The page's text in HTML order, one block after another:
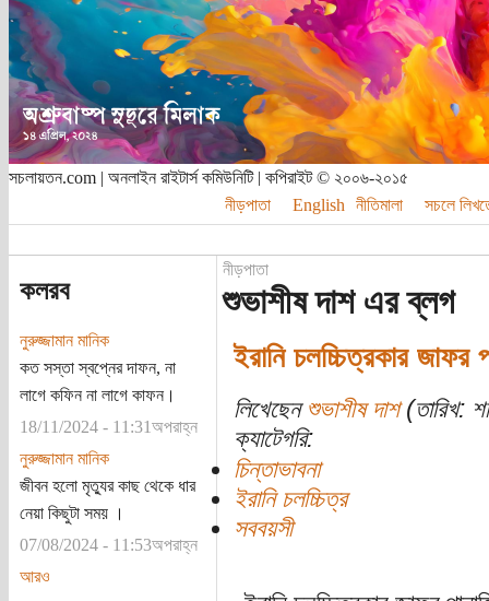
সচলায়তন.com | অনলাইন রাইটার্স কমিউনিটি | কপিরাইট © ২০০৬-২০১৫
নীড়পাতা
English নীতিমালা সচলে
কলরব
নুরুজ্জামান মানিক
কত সস্তা স্বপ্নের দাফন, না
লাগে কফিন না লাগে কাফন।
18/11/2024 - 11:31অপরাহ্ন
নুরুজ্জামান মানিক
জীবন হলো মৃত্যুর কাছ থেকে ধার
নেয়া কিছুটা সময় ।
07/08/2024 - 11:53অপরাহ্ন
আরও
নীড়পাতা
শুভাশীষ দাশ এর ব্লগ
ইরানি চলচ্চিত্রকার জাফর
লিখেছেন শুভাশীষ দাশ(তারিখ:
ক্যাটেগরি:
চিন্তাভাবনা
ইরানি চলচ্চিত্র
সববয়সী